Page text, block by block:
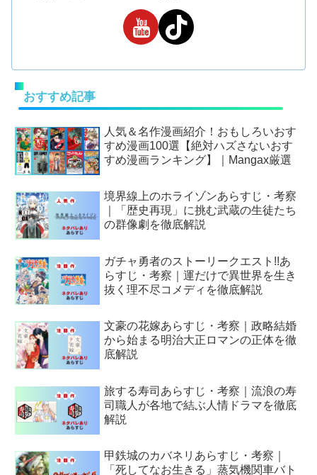
おすすめ記事
人気＆名作漫画紹介！おもしろいおす
すめ漫画100選【絶対ハズさないおす
すめ漫画ランキング】｜Mangax厳選
境界線上のホライゾンあらすじ・考察
｜「歴史再現」に挑む武蔵の生徒たち
の群像劇を徹底解説
ガチャ勇者のストーリークエスト!!あ
らすじ・考察｜運だけで異世界を生き
抜く理不尽コメディを徹底解説
文豪の花嫁あらすじ・考察｜政略結婚
から始まる明治大正ロマンの正体を徹
底解説
旅する寿司あらすじ・考察｜流浪の寿
司職人が各地で結ぶ人情ドラマを徹底
解説
甲鉄城のカバネリあらすじ・考察｜
「死してなお生きる」蒸気機関車バト